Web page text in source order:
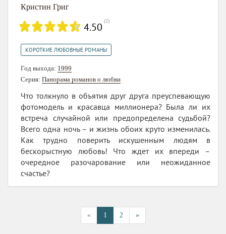
Кристин Григ
4.50 (2)
КОРОТКИЕ ЛЮБОВНЫЕ РОМАНЫ
Год выхода: 1999
Серия: Панорама романов о любви
Что толкнуло в объятия друг друга преуспевающую
фотомодель и красавца миллионера? Была ли их
встреча случайной или предопределена судьбой?
Всего одна ночь – и жизнь обоих круто изменилась.
Как трудно поверить искушенным людям в
бескорыстную любовь! Что ждет их впереди –
очередное разочарование или неожиданное
счастье?
« 1 2 »